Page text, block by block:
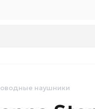
наушники